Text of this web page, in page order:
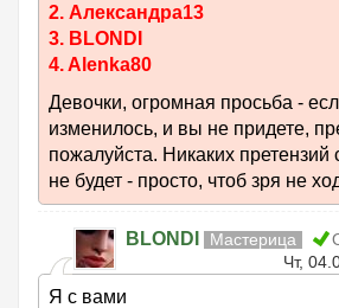
2. Александра13
3. BLONDI
4. Alenka80
Девочки, огромная просьба -
изменилось, и вы не придете,
пожалуйста. Никаких
не будет - просто, чтоб зря не
BLONDI Мастерица
Чт,
Я с вами